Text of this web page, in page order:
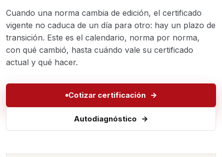
Cuando una norma cambia de edición, el certificado
vigente no caduca de un día para otro: hay un plazo de
transición. Este es el calendario, norma por norma,
con qué cambió, hasta cuándo vale su certificado
actual y qué hacer.
Cotizar certificación
Autodiagnóstico